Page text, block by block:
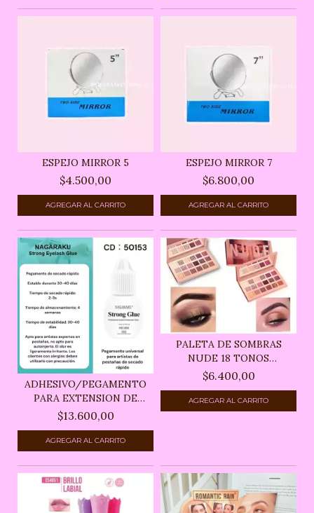
ESPEJO MIRROR 5
$4.500,00
ESPEJO MIRROR 7
$6.800,00
ADHESIVO/PEGAMENTO
PARA EXTENSION DE
PES...
$13.600,00
PALETA DE SOMBRAS
NUDE 18 TONOS
COLORES...
$6.400,00